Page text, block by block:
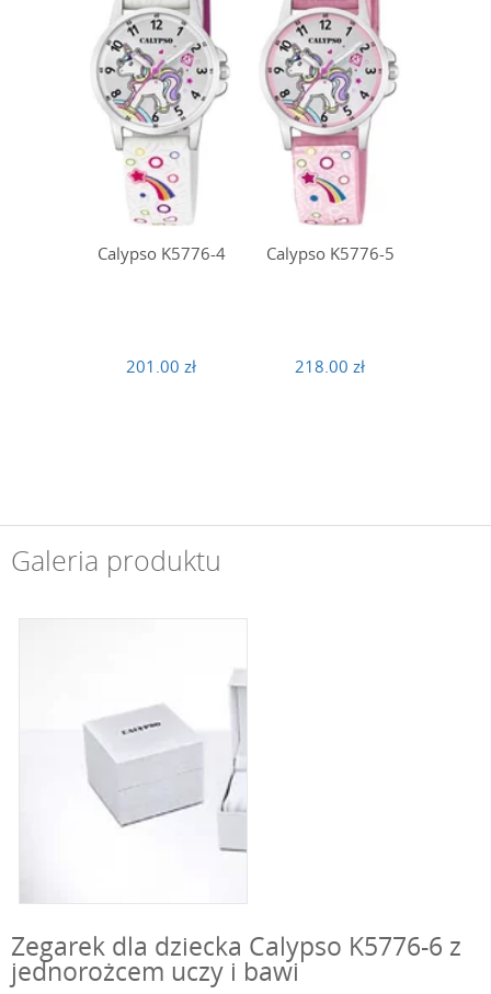
Calypso K5776-4
201.00 zł
Calypso K5776-5
218.00 zł
Galeria produktu
Zegarek dla dziecka Calypso K5776-6 z
jednorożcem uczy i bawi